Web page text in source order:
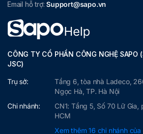
Email hỗ trợ:Support@sapo.vn
CÔNG TY CỔ PHẦN CÔNG NGHỆ SAPO
JSC)
Trụ sở:
Tầng 6, tòa nhà Ladeco,
Ngọc Hà, TP. Hà Nội
Chi nhánh:
CN1: Tầng 5, Số 70 Lữ Gia,
HCM
Xem thêm 16 chi nhánh